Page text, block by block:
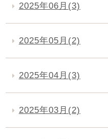
2025年06月(3)
2025年05月(2)
2025年04月(3)
2025年03月(2)